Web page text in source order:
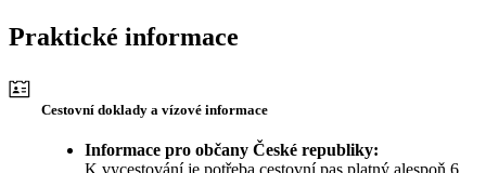
Praktické informace
Cestovní doklady a vízové informace
Informace pro občany České republiky:
K vycestování je potřeba cestovní pas platný alespoň 6